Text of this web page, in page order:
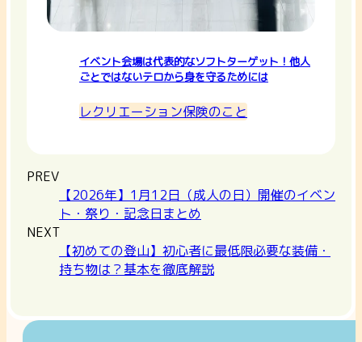
イベント会場は代表的なソフトターゲット！他人
ごとではないテロから身を守るためには
レクリエーション保険のこと
PREV
【2026年】1月12日（成人の日）開催のイベン
ト・祭り・記念日まとめ
NEXT
【初めての登山】初心者に最低限必要な装備・
持ち物は？基本を徹底解説